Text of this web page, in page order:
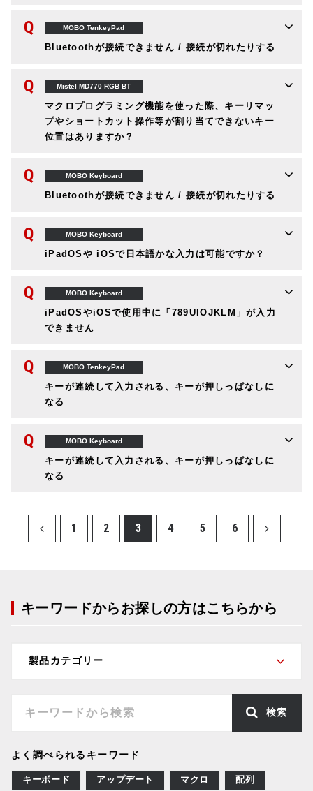
Q MOBO TenkeyPad
Bluetoothが接続できません / 接続が切れたりする
Q Mistel MD770 RGB BT
マクロプログラミング機能を使った際、キーリマッ
プやショートカット操作等が割り当てできないキー
位置はありますか？
Q MOBO Keyboard
Bluetoothが接続できません / 接続が切れたりする
Q MOBO Keyboard
iPadOSや iOSで日本語かな入力は可能ですか？
Q MOBO Keyboard
iPadOSやiOSで使用中に「789UIOJKLM」が入力
できません
Q MOBO TenkeyPad
キーが連続して入力される、キーが押しっぱなしに
なる
Q MOBO Keyboard
キーが連続して入力される、キーが押しっぱなしに
なる
1 2 3 4 5 6
キーワードからお探しの方はこちらから
検索
よく調べられるキーワード
キーボード アップデート マクロ 配列